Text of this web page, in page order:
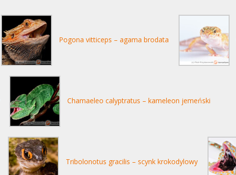
Pogona vitticeps – agama brodata
Chamaeleo calyptratus – kameleon jemeński
Tribolonotus gracilis – scynk krokodylowy